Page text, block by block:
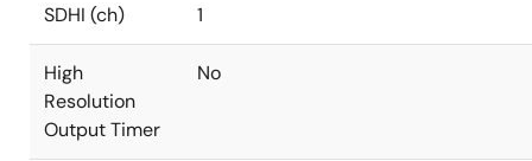
SDHI (ch) 1
High
Resolution
Output Timer
No